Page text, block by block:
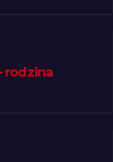
rodzina